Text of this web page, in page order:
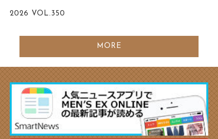
2026 VOL.350
MORE